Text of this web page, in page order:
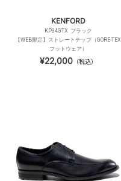
KENFORD
KP34GTX ブラック
【WEB限定】ストレートチップ（GORE-TEX
フットウェア）
¥22,000（税込）